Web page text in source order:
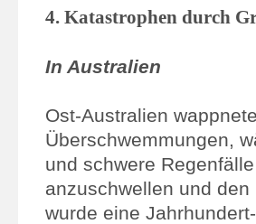
4. Katastrophen durch
In Australien
Ost-Australien
Überschwemmungen,
und schwere
anzuschwellen und
wurde eine